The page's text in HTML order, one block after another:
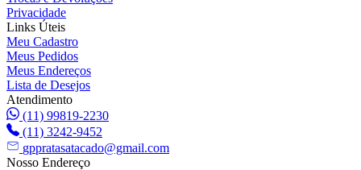
Privacidade
Links Úteis
Meu Cadastro
Meus Pedidos
Meus Endereços
Lista de Desejos
Atendimento
(11) 99819-2230
(11) 3242-9452
gppratasatacado@gmail.com
Nosso Endereço